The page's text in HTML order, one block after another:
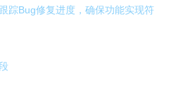
踪Bug修复进度，确保功能实现符